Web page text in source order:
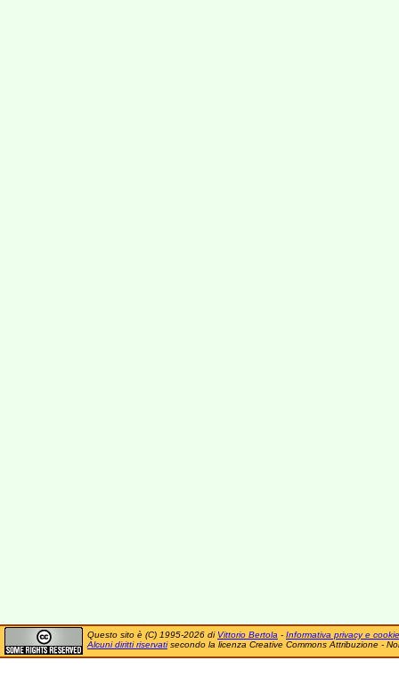
Questo sito è (C) 1995-2026 di Vittorio Bertola - Informativa privacy e cookie
Alcuni diritti riservatisecondo la licenza Creative Commons Attribuzione -